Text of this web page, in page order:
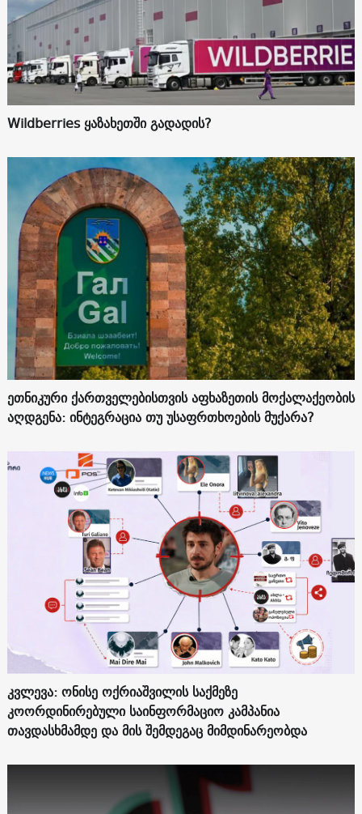
Wildberries ყაზახეთში გადადის?
ეთნიკური ქართველებისთვის აფხაზეთის მოქალაქეობის
აღდგენა: ინტეგრაცია თუ უსაფრთხოების მუქარა?
კვლევა: ონისე ოქრიაშვილის საქმეზე
კოორდინირებული საინფორმაციო კამპანია
თავდასხმამდე და მის შემდეგაც მიმდინარეობდა